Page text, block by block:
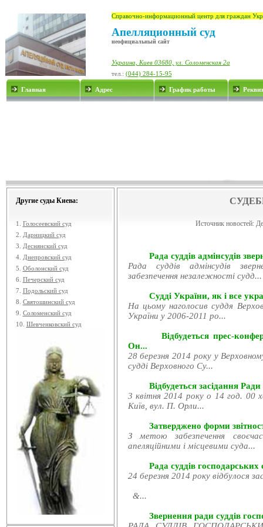
Справочно-информационный центр для граждан
Апелляционный суд
неофициальный сайт
Украина, Киев 03680, ул. Соломенская 2а
тел.: (044) 284-15-95
Главная Адрес График работы
Другие суды Киева:
1. Голосеевский суд
2.
Дарницкий суд
3.
Деснянский суд
4. Днепровский суд
5. Оболонский суд
6. Печерский суд
7. Подольский суд
8. Святошинский суд
9. Соломенский суд
10. Шевченковский суд
Источник новостей:
Рада суддів адмінсудів
Рада суддів адмінсудів
забезпечення незалежності судд...
Судді України, як і все
На цьому наголосив суддя
України у 2006-2011 ро...
Відбудеться прес-
Он...
28 березня 2014 року у
судді Верховного Су...
Відбудеться засідання
3 квітня 2014 року о 14 год. 00
Київ, вул. П. Орли...
Затверджено форми
З метою забезпечення
апеляційними і місцевими суда...
Рада суддів господарських
24 березня 2014 року відбулося
&...
Звернення ради суддів